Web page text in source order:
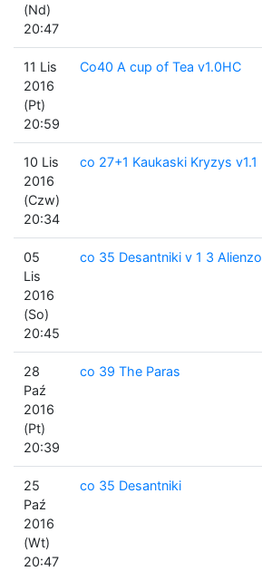
(Nd)
20:47
11 Lis
2016
(Pt)
20:59
Co40 A cup of Tea v1.0HC
10 Lis
2016
(Czw)
20:34
co 27+1 Kaukaski Kryzys v1.1
05
Lis
2016
(So)
20:45
co 35 Desantniki v 1 3 Alienzo
28
Paź
2016
(Pt)
20:39
co 39 The Paras
25
Paź
2016
(Wt)
20:47
co 35 Desantniki